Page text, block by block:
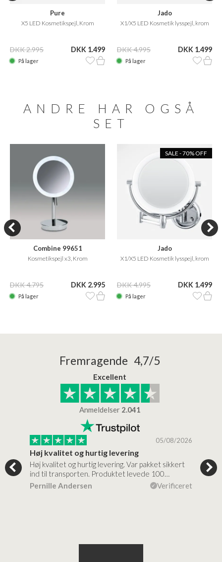
Pure
X5 LED Kosmetikspejl, Krom
DKK 2.995 DKK 1.499
På lager
Jado
X1/X5 LED Kosmetik lysspejl, krom
DKK 4.995 DKK 1.499
På lager
ANDRE HAR OGSÅ
SET
Combine 99651
Kosmetikspejl x3, Krom
DKK 4.795 DKK 2.995
På lager
SALE - 70% OFF
Jado
X1/X5 LED Kosmetik lysspejl, krom
DKK 4.995 DKK 1.499
På lager
Fremragende 4,7/5
Excellent
Anmeldelser 2.041
05/08/2026
Høj kvalitet og hurtig levering
Høj kvalitet og hurtig levering. Var pakket sikkert
ind til transporten. Produktet levede 100…
Pernille Andersen
Verificeret